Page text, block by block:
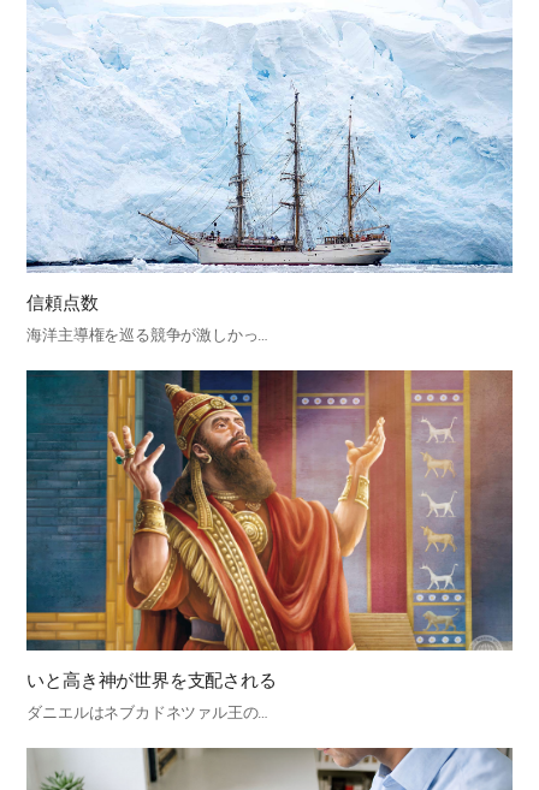
信頼点数
海洋主導権を巡る競争が激しかっ…
いと高き神が世界を支配される
ダニエルはネブカドネツァル王の…